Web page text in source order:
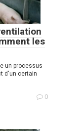
les
un processus
d'un certain
0